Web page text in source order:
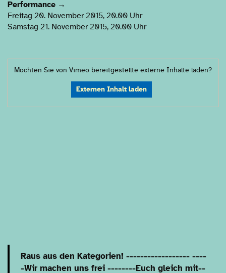
Performance →
Freitag 20. November 2015, 20.00 Uhr
Samstag 21. November 2015, 20.00 Uhr
Möchten Sie von Vimeo bereitgestellte externe Inhalte laden?
Externen Inhalt laden
Raus aus den Kategorien! ------------------ ----
-Wir machen uns frei --------Euch gleich mit--